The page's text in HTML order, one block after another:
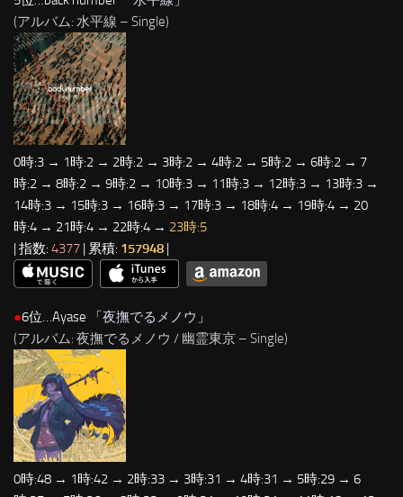
(アルバム: 水平線 – Single)
0時:3 → 1時:2 → 2時:2 → 3時:2 → 4時:2 → 5時:2 → 6時:2 → 7
時:2 → 8時:2 → 9時:2 → 10時:3 → 11時:3 → 12時:3 → 13時:3 →
14時:3 → 15時:3 → 16時:3 → 17時:3 → 18時:4 → 19時:4 → 20
時:4 → 21時:4 → 22時:4 → 23時:5
| 指数: 4377 | 累積: 157948 |
●6位…Ayase 「夜撫でるメノウ 」
(アルバム: 夜撫でるメノウ / 幽霊東京 – Single)
0時:48 → 1時:42 → 2時:33 → 3時:31 → 4時:31 → 5時:29 → 6